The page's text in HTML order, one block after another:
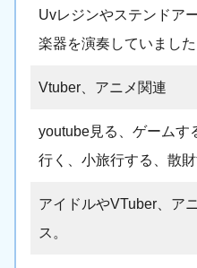
Uvレジンやステンドア
楽器を演奏していました
Vtuber、アニメ関連
youtube見る、ゲームす
行く、小旅行する、散
アイドルやVTuber、ア
ス。